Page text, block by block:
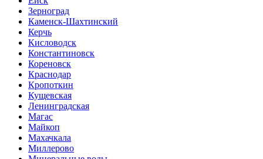
Зерноград
Каменск-Шахтинский
Керчь
Кисловодск
Константиновск
Кореновск
Краснодар
Кропоткин
Кущевская
Ленинградская
Магас
Майкоп
Махачкала
Миллерово